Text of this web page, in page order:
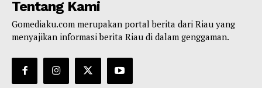
Tentang Kami
Gomediaku.com merupakan portal berita dari Riau yang
menyajikan informasi berita Riau di dalam genggaman.